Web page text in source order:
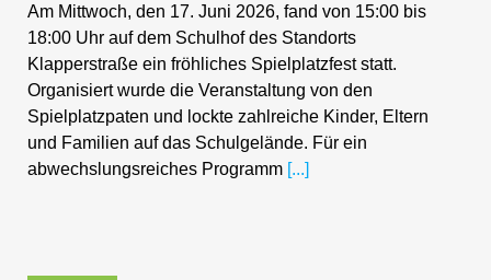
Am Mittwoch, den 17. Juni 2026, fand von 15:00 bis
18:00 Uhr auf dem Schulhof des Standorts
Klapperstraße ein fröhliches Spielplatzfest statt.
Organisiert wurde die Veranstaltung von den
Spielplatzpaten und lockte zahlreiche Kinder, Eltern
und Familien auf das Schulgelände. Für ein
abwechslungsreiches Programm [...]